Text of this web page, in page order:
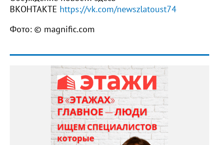
ВКОНТАКТЕ https://vk.com/newszlatoust74
Фото: © magnific.com